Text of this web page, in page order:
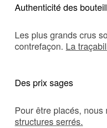
Authenticité des
Les plus grands crus
contrefaçon. La
Des prix sages
Pour être placés, nous
structures serrés.